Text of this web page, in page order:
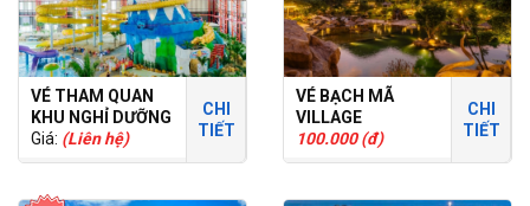
VÉ THAM QUAN
KHU NGHỈ DƯỠNG
VÀ SPA MIKAZUKI
NHẬT BẢN
Giá: (Liên hệ)
CHI
TIẾT
VÉ BẠCH MÃ
VILLAGE
100.000 (đ)
CHI
TIẾT